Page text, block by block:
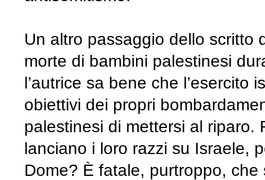
Un altro passaggio dello scritto
morte di bambini palestinesi
l’autrice sa bene che l’esercito
obiettivi dei propri
palestinesi di mettersi al riparo.
lanciano i loro razzi su Israele,
Dome? È fatale, purtroppo,